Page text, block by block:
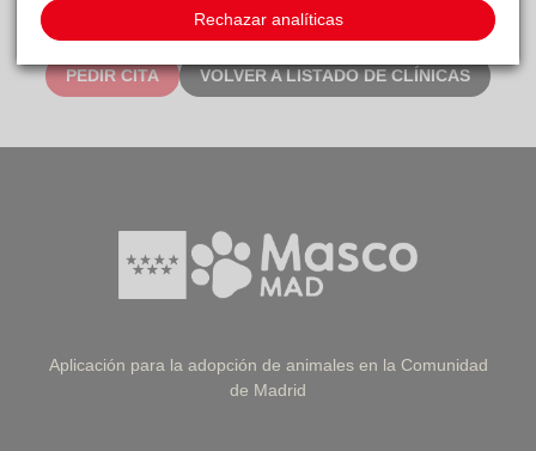
PEDIR CITA VOLVER A LISTADO DE CLÍNICAS
Aplicación para la adopción de animales en la Comunidad
de Madrid
Rechazar analíticas